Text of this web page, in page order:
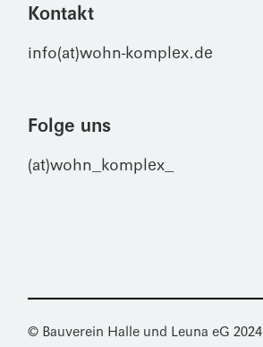
Kontakt
info(at)wohn-komplex.de
Folge uns
(at)wohn_komplex_
© Bauverein Halle und Leuna eG 2024